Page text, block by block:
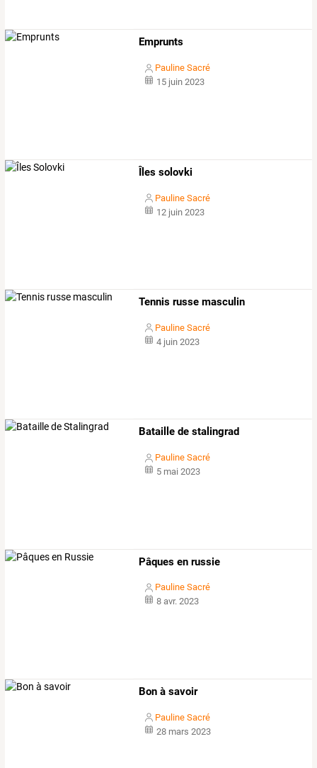
Emprunts
Pauline Sacré
15 juin 2023
Îles solovki
Pauline Sacré
12 juin 2023
Tennis russe masculin
Pauline Sacré
4 juin 2023
Bataille de stalingrad
Pauline Sacré
5 mai 2023
Pâques en russie
Pauline Sacré
8 avr. 2023
Bon à savoir
Pauline Sacré
28 mars 2023